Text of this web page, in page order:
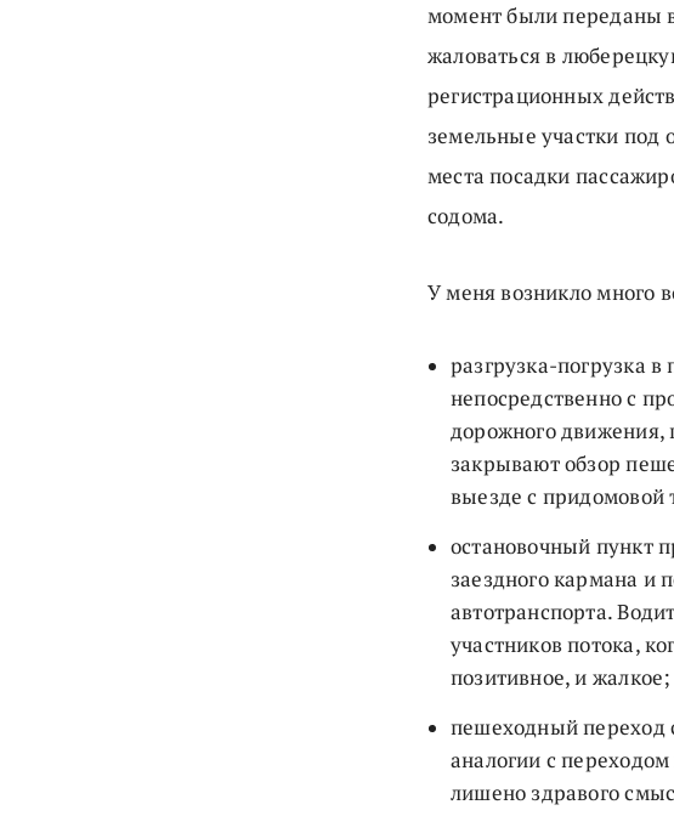
момент были переданы
жаловаться в
регистрационных
земельные участки под
места посадки
содома.
У меня возникло много
разгрузка-погрузка
непосредственно с
дорожного движения,
закрывают обзор
выезде с
остановочный пункт
заездного кармана и
автотранспорта.
участников потока,
позитивное, и жалкое;
пешеходный переход
аналогии с
лишено здравого